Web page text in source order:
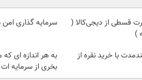
قسطی از دیجی‌کالا (
سرمایه گذاری امن
با خرید نقره از
به هر اندازه ای که
بخری از سرمایه